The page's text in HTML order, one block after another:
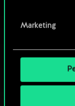
Marketing